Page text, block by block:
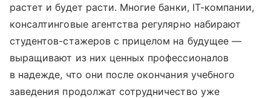
растет и будет расти. Многие банки, IT-компании,
консалтинговые агентства регулярно набирают
студентов-стажеров с прицелом на будущее —
выращивают из них ценных профессионалов
в надежде, что они после окончания учебного
заведения продолжат сотрудничество уже